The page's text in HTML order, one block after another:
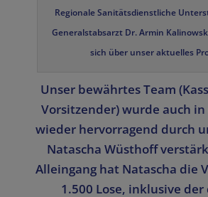
Regionale Sanitätsdienstliche
Generalstabsarzt Dr. Armin
sich über unser aktuelles
Unser bewährtes Team
Vorsitzender) wurde auch in
wieder hervorragend durch
Natascha Wüsthoff
Alleingang hat Natascha die
1.500 Lose, inklusive